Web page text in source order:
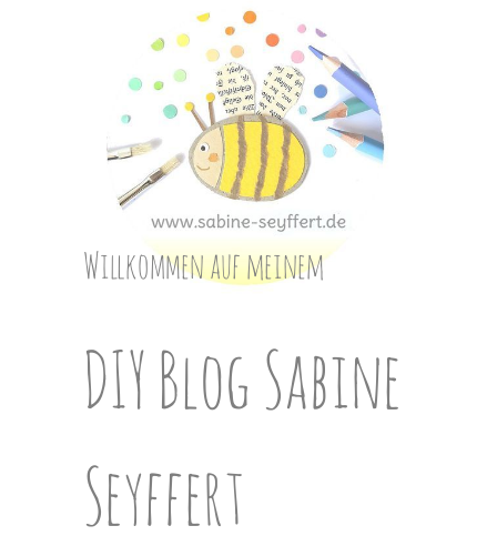
Willkommen auf meinem
DIY Blog Sabine
Seyffert